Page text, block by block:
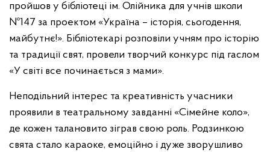
пройшов у бібліотеці ім. Олійника для учнів школи
№147 за проектом «Україна – історія, сьогодення,
майбутнє!». Бібліотекарі розповіли учням про історію
та традиції свят, провели творчий конкурс під гаслом
«У світі все починається з мами».
Неподільний інтерес та креативність учасники
проявили в театральному завданні «Сімейне коло»,
де кожен талановито зіграв свою роль. Родзинкою
свята стало караоке, емоційно і дуже зворушливо